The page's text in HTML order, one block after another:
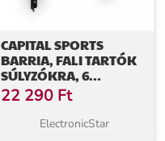
CAPITAL SPORTS
BARRIA, FALI TARTÓK
SÚLYZÓKRA, 6
AKASZTÓ, 250KG
TEHERBÍRÁS
22 290 Ft
ElectronicStar